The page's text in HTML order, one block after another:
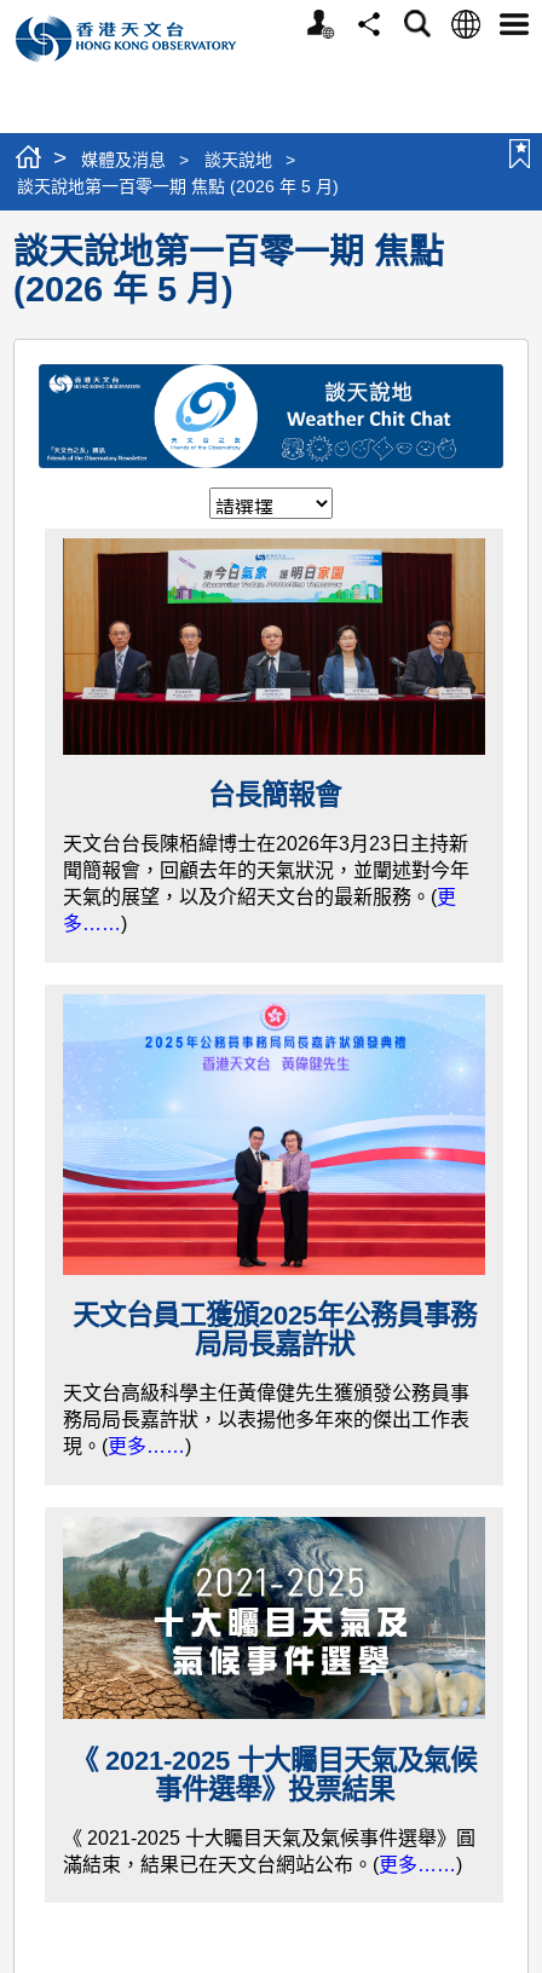
個
分
搜
語
選
> 媒體及消息 > 談天說地
>
談天說地第一百零一期 焦點 (2026 年 5 月)
談天說地第一百零一期 焦點
(2026 年 5 月)
台長簡報會
天文台台長陳栢緯博士在2026年3月23日主持新
聞簡報會，回顧去年的天氣狀況，並闡述對今年
天氣的展望，以及介紹天文台的最新服務。(更
多……)
天文台員工獲頒2025年公務員事務
局局長嘉許狀
天文台高級科學主任黃偉健先生獲頒發公務員事
務局局長嘉許狀，以表揚他多年來的傑出工作表
現。(更多……)
《 2021-2025 十大矚目天氣及氣候
事件選舉》投票結果
《 2021-2025 十大矚目天氣及氣候事件選舉》圓
滿結束，結果已在天文台網站公布。(更多……)